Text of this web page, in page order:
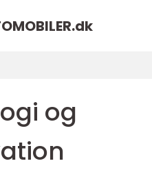
dk
og